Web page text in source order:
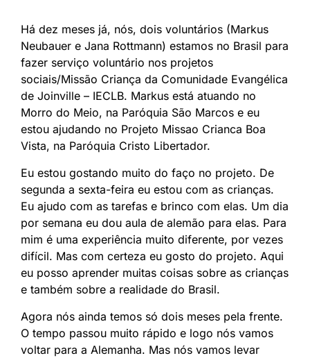
Há dez meses já, nós, dois voluntários (Markus
Neubauer e Jana Rottmann) estamos no Brasil para
fazer serviço voluntário nos projetos
sociais/Missão Criança da Comunidade Evangélica
de Joinville – IECLB. Markus está atuando no
Morro do Meio, na Paróquia São Marcos e eu
estou ajudando no Projeto Missao Crianca Boa
Vista, na Paróquia Cristo Libertador.
Eu estou gostando muito do faço no projeto. De
segunda a sexta-feira eu estou com as crianças.
Eu ajudo com as tarefas e brinco com elas. Um dia
por semana eu dou aula de alemão para elas. Para
mim é uma experiência muito diferente, por vezes
difícil. Mas com certeza eu gosto do projeto. Aqui
eu posso aprender muitas coisas sobre as crianças
e também sobre a realidade do Brasil.
Agora nós ainda temos só dois meses pela frente.
O tempo passou muito rápido e logo nós vamos
voltar para a Alemanha. Mas nós vamos levar